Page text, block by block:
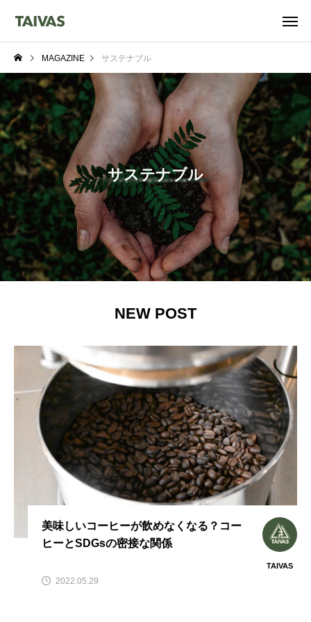
MAGAZINE サステナブル
サステナブル
NEW POST
美味しいコーヒーが飲めなくなる？コー
ヒーとSDGsの密接な関係
TAIVAS
2022.05.29